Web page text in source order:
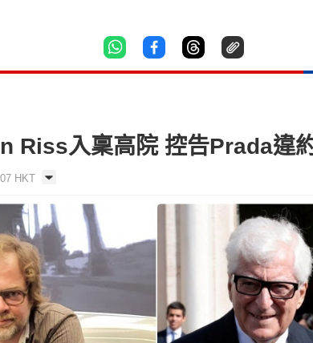
Riss入稟高院 控告Prada違
HKT